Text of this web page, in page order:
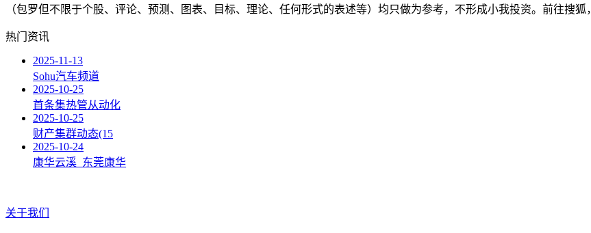
（包罗但不限于个股、评论、预测、图表、目标、理论、任何形式的表述等）均只做为参考，不形成小我投资。前往搜狐
热门资讯
2025-11-13
Sohu汽车频道
2025-10-25
首条集热管从动化
2025-10-25
财产集群动态(15
2025-10-24
康华云溪_东莞康华
关于我们